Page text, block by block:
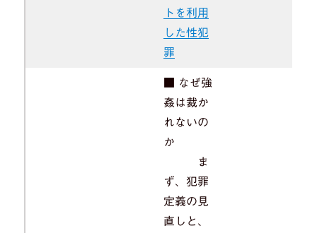
トを利用
した性犯
罪
■ なぜ強
姦は裁か
れないの
か
ま
ず、犯罪
定義の見
直しと、